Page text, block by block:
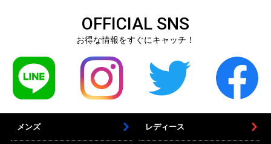
OFFICIAL SNS
お得な情報をすぐにキャッチ！
メンズ レディース